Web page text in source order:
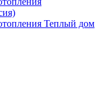
Теплый дом